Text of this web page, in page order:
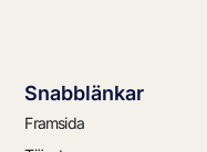
Snabblänkar
Framsida